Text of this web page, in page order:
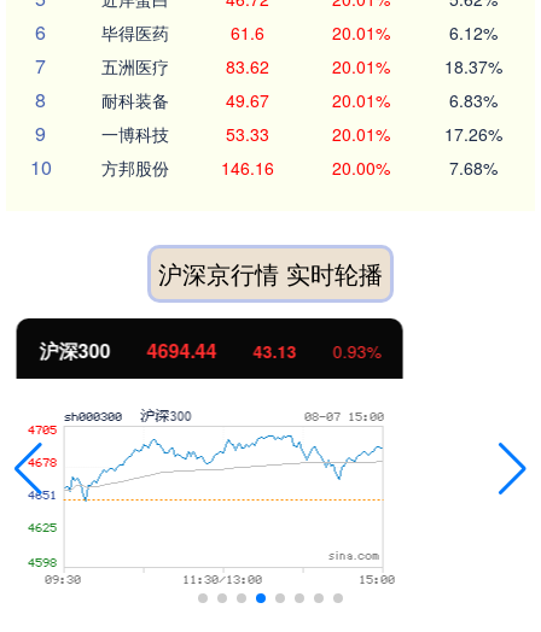
6 毕得医药 61.6 20.01% 6.12%
7 五洲医疗 83.62 20.01% 18.37%
8 耐科装备 49.67 20.01% 6.83%
9 一博科技 53.33 20.01% 17.26%
10 方邦股份 146.16 20.00% 7.68%
沪深京行情 实时轮播
北证50 1134.24 11.37